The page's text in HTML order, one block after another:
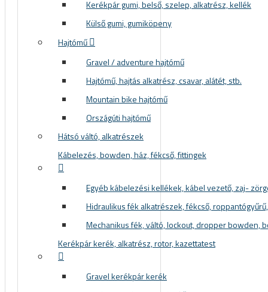
Kerékpár gumi, belső, szelep, alkatrész, kellék
Külső gumi, gumiköpeny
Hajtómű
Gravel / adventure hajtómű
Hajtómű, hajtás alkatrész, csavar, alátét, stb.
Mountain bike hajtómű
Országúti hajtómű
Hátsó váltó, alkatrészek
Kábelezés, bowden, ház, fékcső, fittingek
Egyéb kábelezési kellékek, kábel vezető, zaj-
Hidraulikus fék alkatrészek, fékcső,
Mechanikus fék, váltó, lockout, dropper bowden,
Kerékpár kerék, alkatrész, rotor, kazettatest
Gravel kerékpár kerék